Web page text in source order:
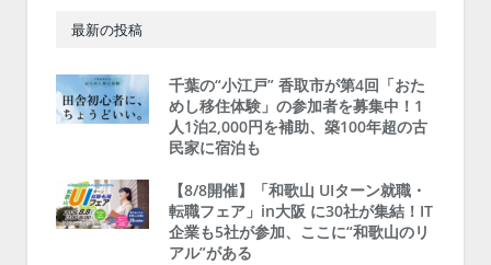
最新の投稿
千葉の“小江戸” 香取市が第4回「おた
めし移住体験」の参加者を募集中！1
人1泊2,000円を補助、築100年超の古
民家に宿泊も
【8/8開催】「和歌山 UIターン就職・
転職フェア」in大阪 に30社が集結！IT
企業も5社が参加、ここに“和歌山のリ
アル”がある